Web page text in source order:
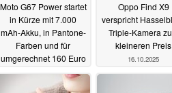
Moto G67 Power startet
in Kürze mit 7.000
mAh-Akku, in Pantone-
Farben und für
umgerechnet 160 Euro
05.11.2025
Oppo Find X9
verspricht
Triple-Kamera
kleineren Preis
16.10.2025